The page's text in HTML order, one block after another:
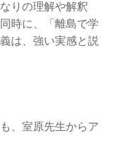
りの理解や解釈
時に、「離島で学
は、強い実感と説
、室原先生からア